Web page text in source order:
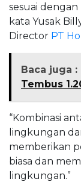
sesuai
kata Yusak
Director PT
Baca juga :
Tembus
“Kombinasi
lingkungan
memberikan
biasa dan
lingkungan.”